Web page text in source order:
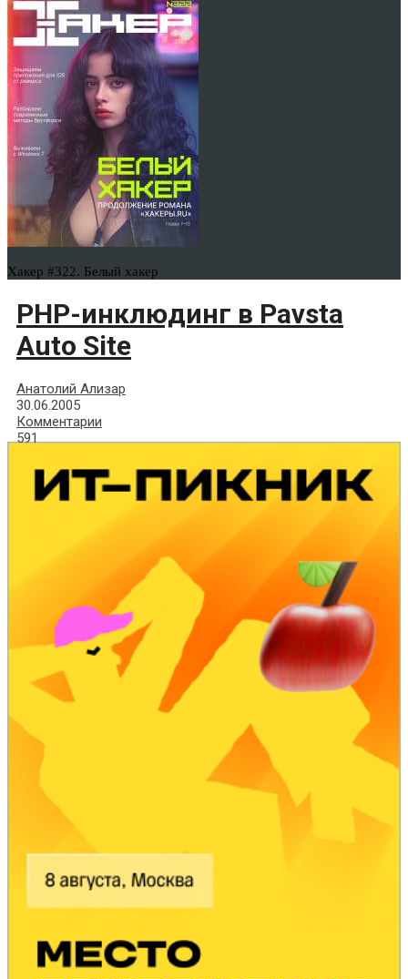
Хакер #322. Белый хакер
PHP-инклюдинг в Pavsta
Auto Site
Анатолий Ализар
30.06.2005
Комментарии
591